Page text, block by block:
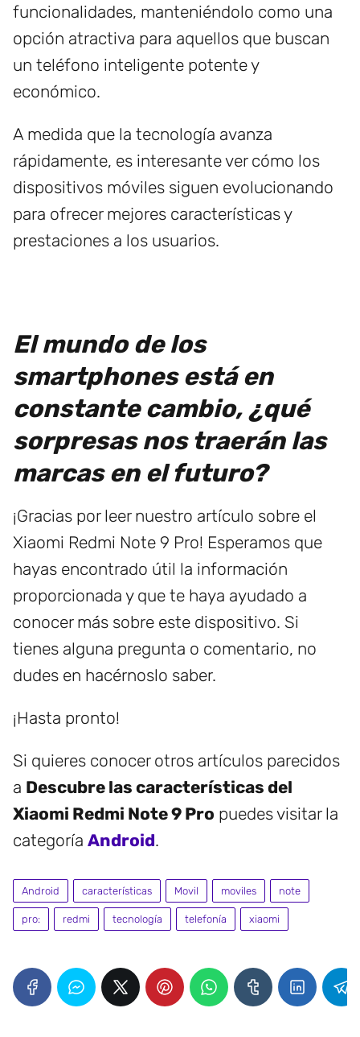
funcionalidades, manteniéndolo como una
opción atractiva para aquellos que buscan
un teléfono inteligente potente y
económico.
A medida que la tecnología avanza
rápidamente, es interesante ver cómo los
dispositivos móviles siguen evolucionando
para ofrecer mejores características y
prestaciones a los usuarios.
El mundo de los
smartphones está en
constante cambio, ¿qué
sorpresas nos traerán las
marcas en el futuro?
¡Gracias por leer nuestro artículo sobre el
Xiaomi Redmi Note 9 Pro! Esperamos que
hayas encontrado útil la información
proporcionada y que te haya ayudado a
conocer más sobre este dispositivo. Si
tienes alguna pregunta o comentario, no
dudes en hacérnoslo saber.
¡Hasta pronto!
Si quieres conocer otros artículos parecidos
a Descubre las características del
Xiaomi Redmi Note 9 Pro puedes visitar la
categoría Android.
Android características Movil moviles note
pro: redmi tecnología telefonía xiaomi